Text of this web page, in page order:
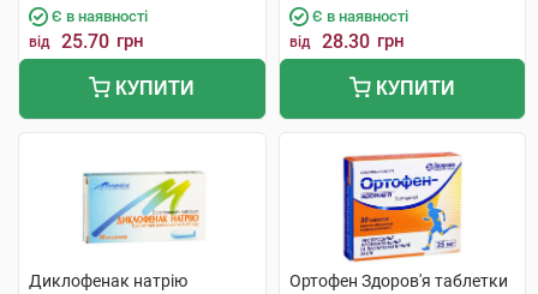
Є в наявності
від 25.70 грн
КУПИТИ
Є в наявності
від 28.30 грн
КУПИТИ
Диклофенак натрію
Ортофен Здоров'я таблетки